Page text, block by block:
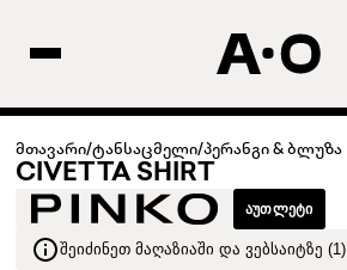
მთავარი/ტანსაცმელი/პერანგი & ბლუზა
CIVETTA SHIRT
ᲐᲣᲗᲚᲔᲢᲘ
ᲨᲔᲘᲫᲘᲜᲔᲗ ᲛᲐᲦᲐᲖᲘᲐᲨᲘ ᲓᲐ ᲕᲔᲑᲡᲐᲘᲢᲖᲔ (1)